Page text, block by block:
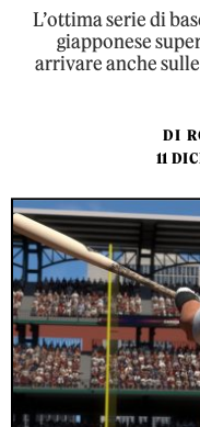
L’ottima serie di
giapponese
arrivare anche
DI
11